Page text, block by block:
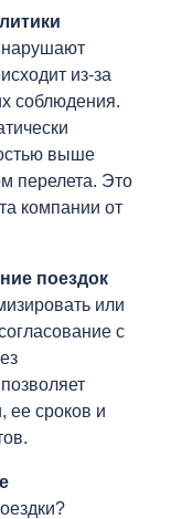
нарушают
из-за
соблюдения.
выше
перелета. Это
компании от
поездок
или
с
ее сроков и